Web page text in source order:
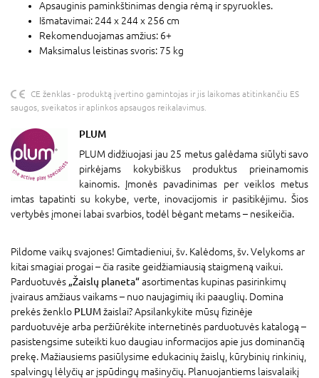
Apsauginis paminkštinimas dengia rėmą ir spyruokles.
Išmatavimai: 244 x 244 x 256 cm
Rekomenduojamas amžius: 6+
Maksimalus leistinas svoris: 75 kg
CE ženklas - produktą įvertino gamintojas ir jis laikomas atitinkančiu ES
saugos, sveikatos ir aplinkos apsaugos reikalavimus.
PLUM
PLUM didžiuojasi jau 25 metus galėdama siūlyti savo
pirkėjams kokybiškus produktus prieinamomis
kainomis. Įmonės pavadinimas per veiklos metus
imtas tapatinti su kokybe, verte, inovacijomis ir pasitikėjimu. Šios
vertybės įmonei labai svarbios, todėl bėgant metams – nesikeičia.
Pildome vaikų svajones! Gimtadieniui, šv. Kalėdoms, šv. Velykoms ar
kitai smagiai progai – čia rasite geidžiamiausią staigmeną vaikui.
Parduotuvės „Žaislų planeta“asortimentas kupinas pasirinkimų
įvairaus amžiaus vaikams – nuo naujagimių iki paauglių. Domina
prekės ženklo PLUMžaislai? Apsilankykite mūsų fizinėje
parduotuvėje arba peržiūrėkite internetinės parduotuvės katalogą –
pasistengsime suteikti kuo daugiau informacijos apie jus dominančią
prekę. Mažiausiems pasiūlysime edukacinių žaislų, kūrybinių rinkinių,
spalvingų lėlyčių ar įspūdingų mašinyčių. Planuojantiems laisvalaikį